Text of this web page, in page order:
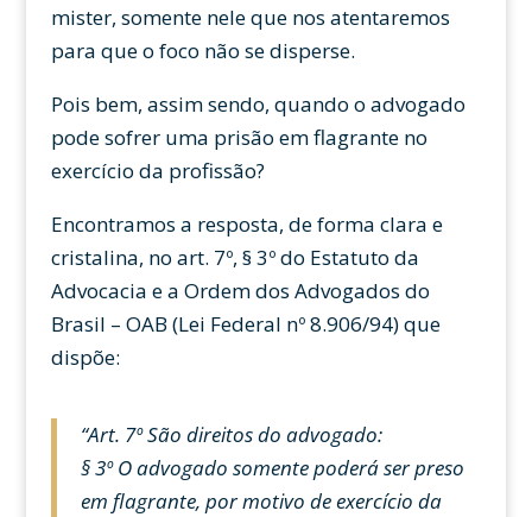
mister, somente nele que nos atentaremos
para que o foco não se disperse.
Pois bem, assim sendo, quando o advogado
pode sofrer uma prisão em flagrante no
exercício da profissão?
Encontramos a resposta, de forma clara e
cristalina, no art. 7º, § 3º do Estatuto da
Advocacia e a Ordem dos Advogados do
Brasil – OAB (Lei Federal nº 8.906/94) que
dispõe:
“Art. 7º São direitos do advogado:
§ 3º O advogado somente poderá ser preso
em flagrante, por motivo de exercício da